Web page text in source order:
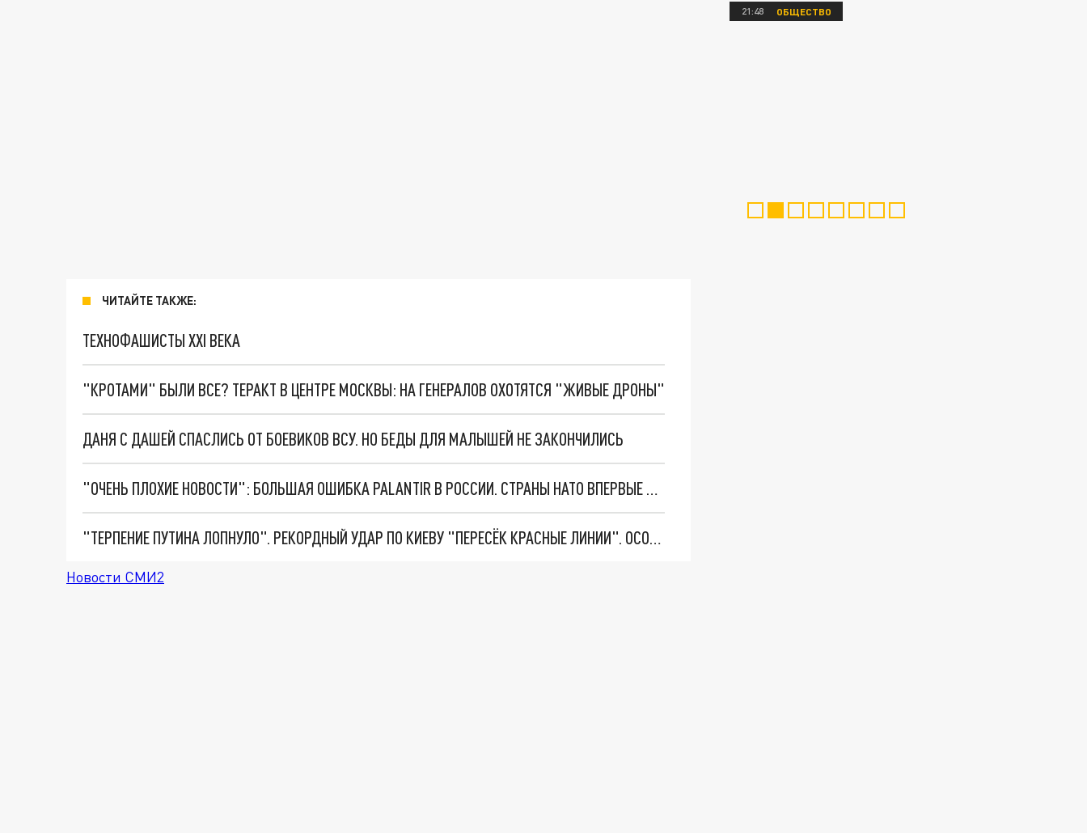
ЧИТАЙТЕ ТАКЖЕ:
ТЕХНОФАШИСТЫ XXI ВЕКА
"КРОТАМИ" БЫЛИ ВСЕ? ТЕРАКТ В ЦЕНТРЕ МОСКВЫ: НА ГЕНЕРАЛОВ ОХОТЯТСЯ "ЖИВЫЕ ДРОНЫ"
ДАНЯ С ДАШЕЙ СПАСЛИСЬ ОТ БОЕВИКОВ ВСУ. НО БЕДЫ ДЛЯ МАЛЫШЕЙ НЕ ЗАКОНЧИЛИСЬ
"ОЧЕНЬ ПЛОХИЕ НОВОСТИ": БОЛЬШАЯ ОШИБКА PALANTIR В РОССИИ. СТРАНЫ НАТО ВПЕРВЫЕ ЗА СВО ОСТАНОВИЛИ ПОСТАВКИ ОРУЖИЯ. ВСУ ТЕРЯЮТ ПРИГРАНИЧЬЕ?
"ТЕРПЕНИЕ ПУТИНА ЛОПНУЛО". РЕКОРДНЫЙ УДАР ПО КИЕВУ "ПЕРЕСЁК КРАСНЫЕ ЛИНИИ". ОСОБЫЕ СПЕЦЫ КНДР НА ЛБС? ТАЙНЫЕ ПЕРЕГОВОРЫ ЕВРОПЫ И МОСКВЫ
Новости СМИ2
21:48 ОБЩЕСТВО